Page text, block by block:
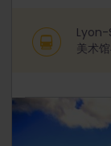
Lyon-
美术